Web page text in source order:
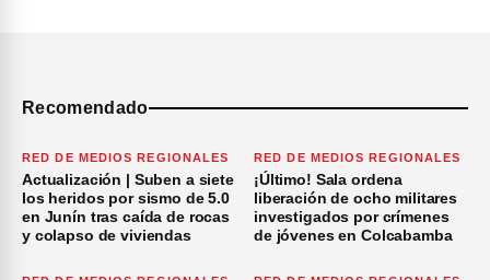
Recomendado
RED DE MEDIOS REGIONALES
Actualización | Suben a siete
los heridos por sismo de 5.0
en Junín tras caída de rocas
y colapso de viviendas
RED DE MEDIOS REGIONALES
¡Último! Sala ordena
liberación de ocho militares
investigados por crímenes
de jóvenes en Colcabamba